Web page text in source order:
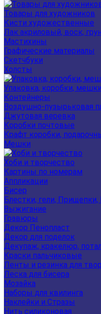
Товары для художников
Кисти художественные
Лак акриловый, воск,
Мастихины
Графические материалы
Скетчбуки
Холсты
Упаковка, коробки, мешки
Контейнеры
Воздушно-пузырьковая
Джутовая веревка
Коробки почтовые
Крафт коробки,
Мешки
Хоби и творчество
Картины по номерам
Аппликации
Бисер
Блестки, гели, Прищепки,
Выжигание
Гравюры
Декор Пенопласт
Декор для поделок
Декупаж, кракелюр,
Краски пальчиковые
Ленты и резинка для
Леска для бисера
Мозайка
Наборы для квилинга
Наклейки и Стразы
Нить силиконовая